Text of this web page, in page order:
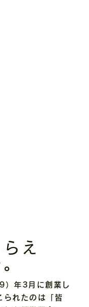
え
年3月に創業し
られたのは「皆